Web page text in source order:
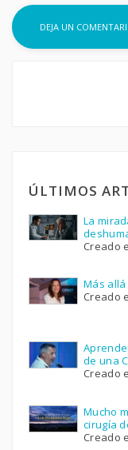
ÚLTIMOS
La
Creado
Más
Creado
de una
Creado
Mucho
cirugía
Creado